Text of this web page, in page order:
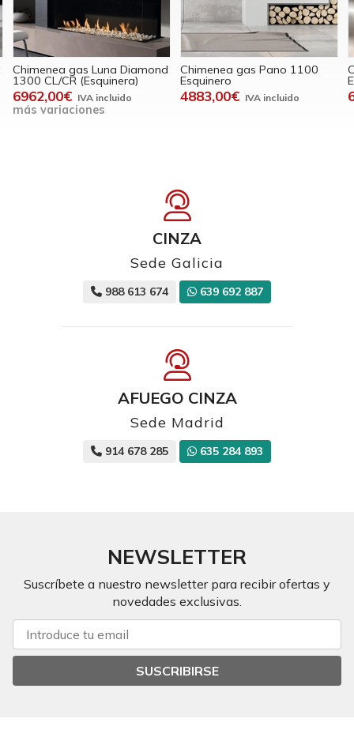
Chimenea gas Luna Diamond
1300 CL/CR (Esquinera)
6962,00€
más variaciones
Chimenea gas Pano 1100
Esquinero
4883,00€
CINZA
Sede Galicia
988 613 674 639 692 887
AFUEGO CINZA
Sede Madrid
914 678 285 635 284 893
NEWSLETTER
Suscríbete a nuestro newsletter para recibir ofertas y
novedades exclusivas.
SUSCRIBIRSE